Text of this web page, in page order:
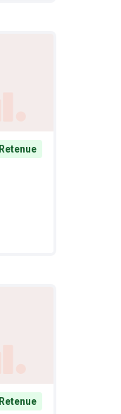
Retenue
Retenue